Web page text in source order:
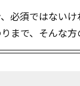
必須ではない
まで、そんな